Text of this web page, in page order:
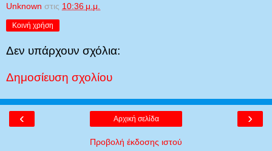
Unknown στις 10:36 μ.μ.
Κοινή χρήση
Δεν υπάρχουν σχόλια:
Δημοσίευση σχολίου
‹ ›
Αρχική σελίδα
Προβολή έκδοσης ιστού